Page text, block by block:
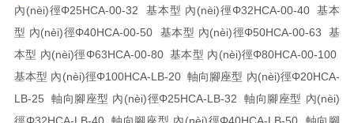
內(nèi)徑Φ25HCA-00-32 基本型 內(nèi)徑Φ32HCA-00-40 基本
型 內(nèi)徑Φ40HCA-00-50 基本型 內(nèi)徑Φ50HCA-00-63 基
本型 內(nèi)徑Φ63HCA-00-80 基本型 內(nèi)徑Φ80HCA-00-100
基本型 內(nèi)徑Φ100HCA-LB-20 軸向腳座型 內(nèi)徑Φ20HCA-
LB-25 軸向腳座型 內(nèi)徑Φ25HCA-LB-32 軸向腳座型 內(nèi)